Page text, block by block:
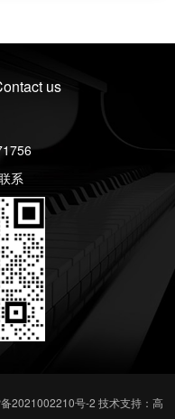
us
系
2021002210号-2 技术支持：高